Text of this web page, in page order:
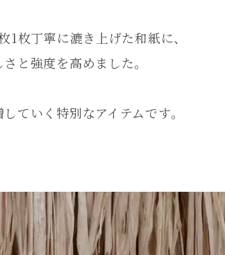
枚丁寧に漉き上げた和紙に、
と強度を高めました。
ていく特別なアイテムです。